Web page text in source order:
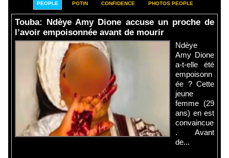
PEOPLE POTIN CONFIDENCE PHOTOS PEOPLE
Touba: Ndèye Amy Dione accuse un proche de
l’avoir empoisonnée avant de mourir
Ndèye
Amy Dione
a-t-elle été
empoisonn
ée ? Cette
jeune
femme (29
ans) en est
convaincue
. Avant
de...